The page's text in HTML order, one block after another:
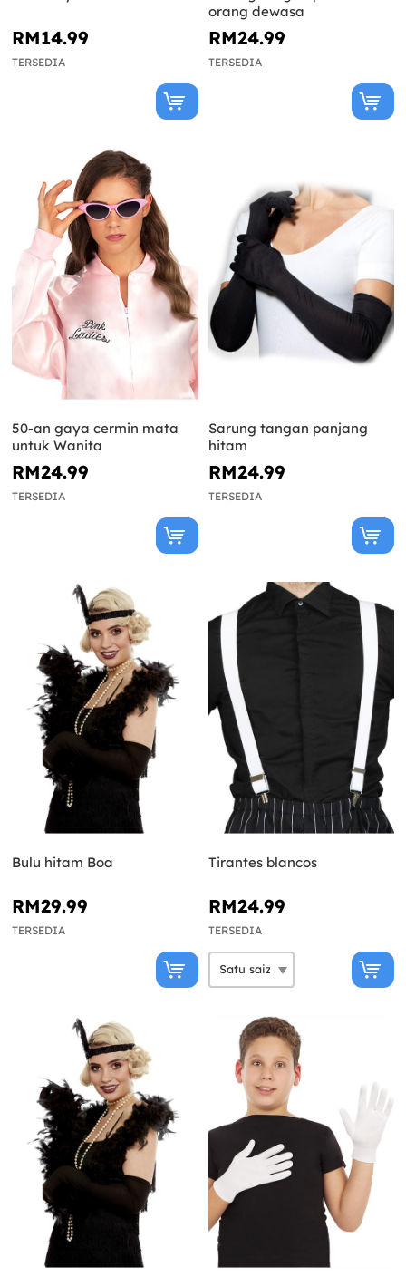
RM14.99
TERSEDIA
orang dewasa
RM24.99
TERSEDIA
50-an gaya cermin mata
untuk Wanita
RM24.99
TERSEDIA
Sarung tangan panjang
hitam
RM24.99
TERSEDIA
Bulu hitam Boa
RM29.99
TERSEDIA
Tirantes blancos
RM24.99
TERSEDIA